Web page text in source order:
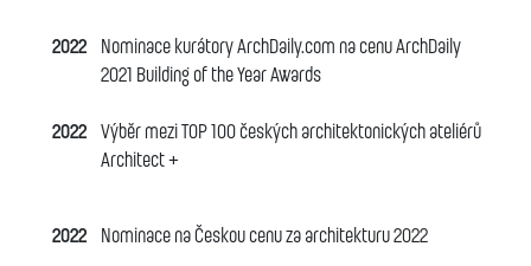
2022 Nominace kurátory ArchDaily.com na cenuArchDaily
2021 Building of the Year Awards
2022
Výběr mezi TOP 100 českých architektonických ateliérů
Architect +
2022 Nominace na Českou cenu za architekturu 2022